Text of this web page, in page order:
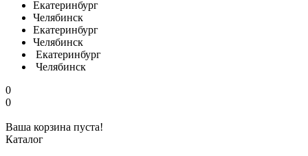
Екатеринбург
Челябинск
Екатеринбург
Челябинск
Екатеринбург
Челябинск
0
0
Ваша корзина пуста!
Каталог